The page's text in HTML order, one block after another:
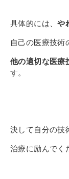
具体的には、や
自己の医療技術
他の適切な医療
す。
決して自分の
治療に励んでく